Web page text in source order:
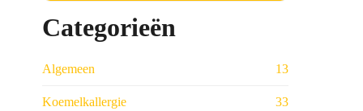
Categorieën
Algemeen 13
Koemelkallergie 33